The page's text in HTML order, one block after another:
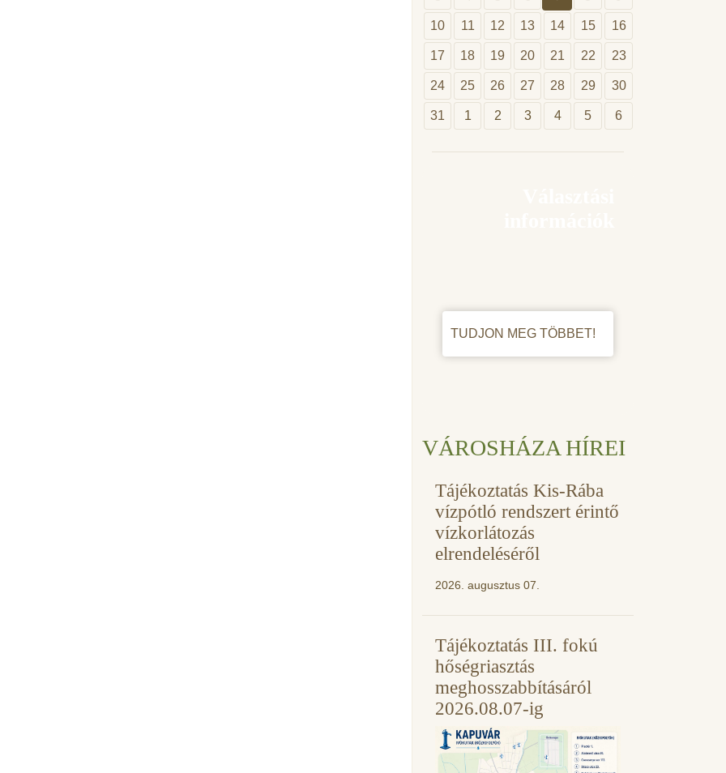
10 11 12 13 14 15 16
17 18 19 20 21 22 23
24 25 26 27 28 29 30
31 1 2 3 4 5 6
TUDJON MEG TÖBBET!
VÁROSHÁZA HÍREI
Tájékoztatás Kis-Rába
vízpótló rendszert érintő
vízkorlátozás
elrendeléséről
2026. augusztus 07.
Tájékoztatás III. fokú
hőségriasztás
meghosszabbításáról
2026.08.07-ig